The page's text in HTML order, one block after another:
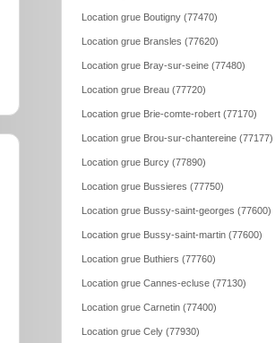
Location grue Boutigny (77470)
Location grue Bransles (77620)
Location grue Bray-sur-seine (77480)
Location grue Breau (77720)
Location grue Brie-comte-robert (77170)
Location grue Brou-sur-chantereine (77177)
Location grue Burcy (77890)
Location grue Bussieres (77750)
Location grue Bussy-saint-georges (77600)
Location grue Bussy-saint-martin (77600)
Location grue Buthiers (77760)
Location grue Cannes-ecluse (77130)
Location grue Carnetin (77400)
Location grue Cely (77930)